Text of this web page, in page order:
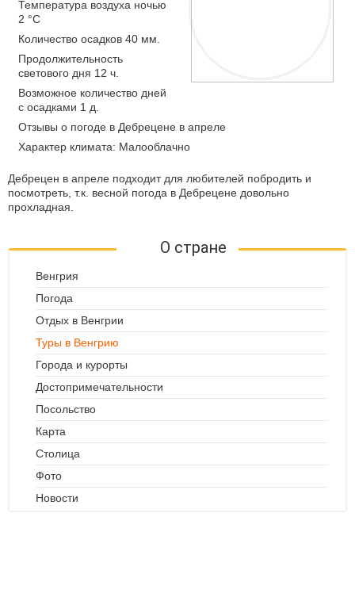
Температура воздуха ночью
2 °C
Количество осадков 40 мм.
Продолжительность
светового дня 12 ч.
Возможное количество дней
с осадками 1 д.
Отзывы о погоде в Дебрецене в апреле
Характер климата: Малооблачно
Дебрецен в апреле подходит для любителей побродить и
посмотреть, т.к. весной погода в Дебрецене довольно
прохладная.
О стране
Венгрия
Погода
Отдых в Венгрии
Туры в Венгрию
Города и курорты
Достопримечательности
Посольство
Карта
Столица
Фото
Новости